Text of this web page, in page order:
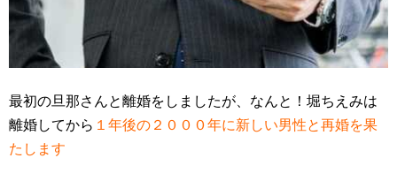
最初の旦那さんと離婚をしましたが、なんと！堀ちえみは
離婚してから １年後の２０００年に新しい男性と再婚を果
たします